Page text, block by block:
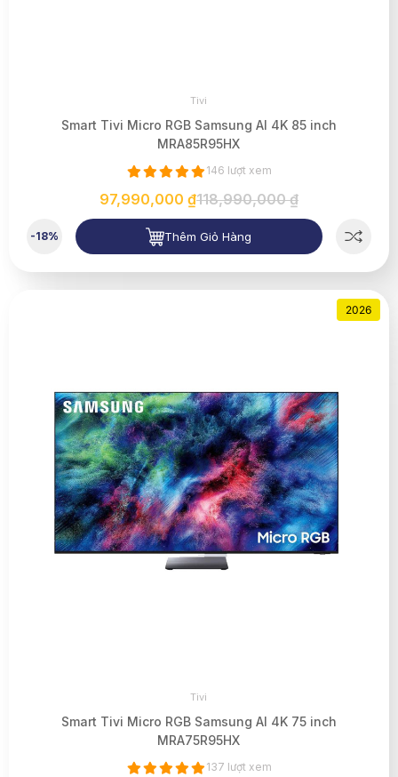
Tivi
Smart Tivi Micro RGB Samsung AI 4K 85 inch
MRA85R95HX
146 lượt xem
97,990,000 ₫118,990,000 ₫
-18% Thêm Giỏ Hàng
2026
Tivi
Smart Tivi Micro RGB Samsung AI 4K 75 inch
MRA75R95HX
137 lượt xem